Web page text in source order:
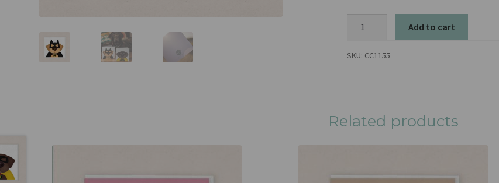
Add to cart
SKU: CC1155
Related products